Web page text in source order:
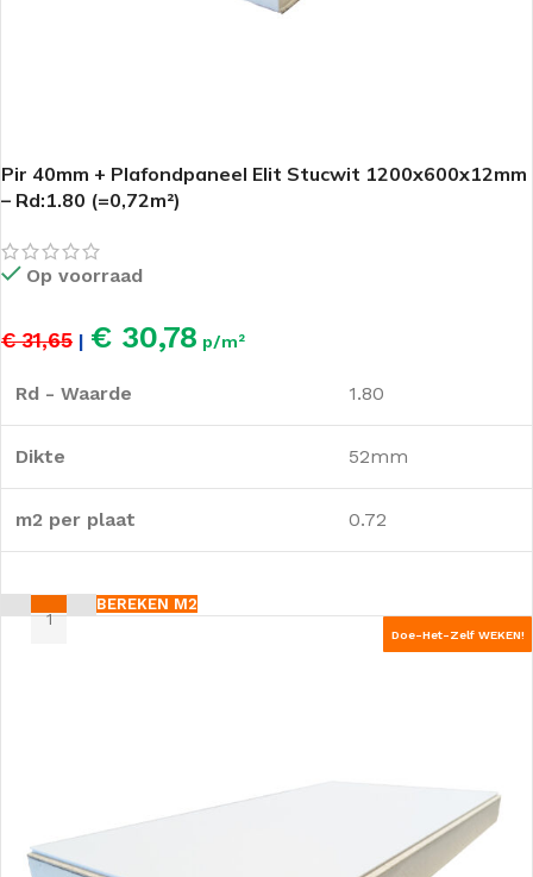
Pir 40mm + Plafondpaneel Elit Stucwit 1200x600x12mm
– Rd:1.80 (=0,72m²)
Op voorraad
€ 31,65 | € 30,78 p/m²
Rd - Waarde 1.80
Dikte 52mm
m2 per plaat 0.72
BEREKEN M2
Doe-Het-Zelf WEKEN!